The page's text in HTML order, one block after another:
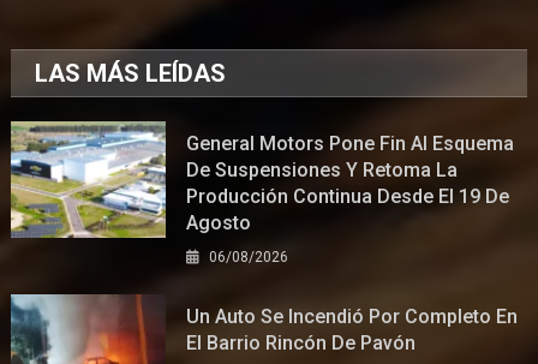
LAS MÁS LEÍDAS
General Motors Pone Fin Al Esquema
De Suspensiones Y Retoma La
Producción Continua Desde El 19 De
Agosto
06/08/2026
Un Auto Se Incendió Por Completo En
El Barrio Rincón De Pavón